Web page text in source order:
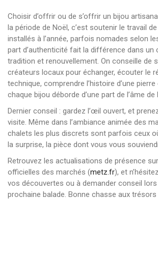
Choisir d’offrir ou de s’offrir un bijou
la période de Noël, c’est soutenir le travail
installés à l’année, parfois nomades selon
part d’authenticité fait la différence dans un
tradition et renouvellement. On conseille de
créateurs locaux pour échanger, écouter le
technique, comprendre l’histoire d’une
chaque bijou déborde d’une part de l’âme de
Dernier conseil : gardez l’œil ouvert, et
visite. Même dans l’ambiance animée des
chalets les plus discrets sont parfois ceux
la surprise, la pièce dont vous vous
Retrouvez les actualisations de présence
officielles des marchés (metz.fr), et
vos découvertes ou à demander conseil
prochaine balade. Bonne chasse aux trésors